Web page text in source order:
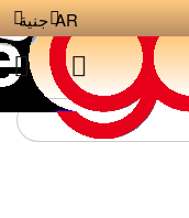
جنية AR